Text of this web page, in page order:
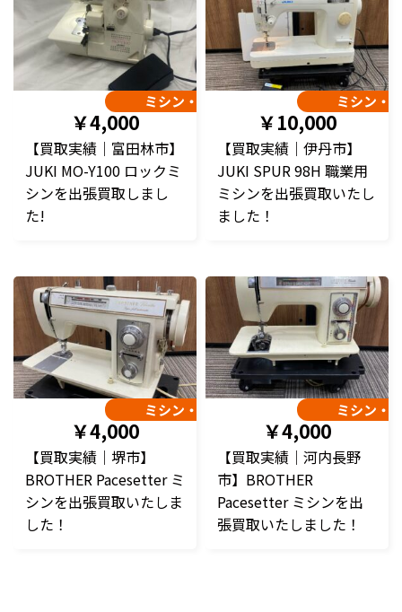
ミシン・編み機
￥4,000
【買取実績｜富田林市】
JUKI MO-Y100 ロックミ
シンを出張買取しまし
た!
ミシン・
￥10,000
【買取実績｜伊丹市】
JUKI SPUR 98H 職業用
ミシンを出張買取いたし
ました！
ミシン・編み機
￥4,000
【買取実績｜堺市】
BROTHER Pacesetter ミ
シンを出張買取いたしま
した！
ミシン・
￥4,000
【買取実績｜河内長野
市】BROTHER
Pacesetter ミシンを出
張買取いたしました！